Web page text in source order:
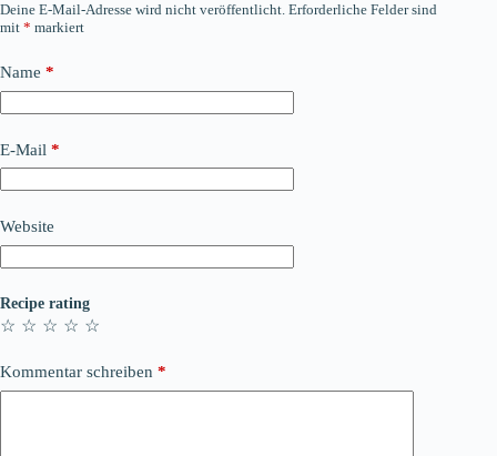
Deine E-Mail-Adresse wird nicht veröffentlicht. Erforderliche Felder sind
mit * markiert
Name *
E-Mail *
Website
Recipe rating
☆
☆
☆
☆
☆
Kommentar schreiben *